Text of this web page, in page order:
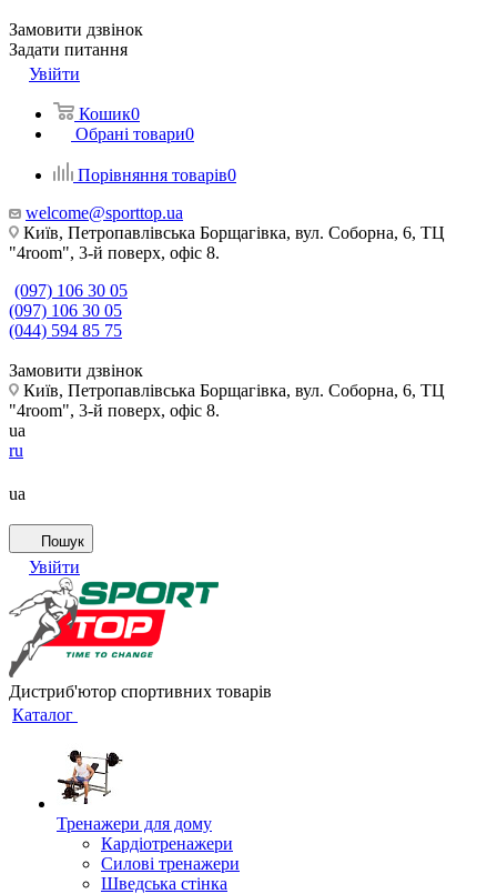
Замовити дзвінок
Задати питання
Увійти
Кошик0
Обрані товари0
Порівняння товарів0
welcome@sporttop.ua
Київ, Петропавлівська Борщагівка, вул. Соборна, 6, ТЦ
"4room", 3-й поверх, офіс 8.
(097) 106 30 05
(097) 106 30 05
(044) 594 85 75
Замовити дзвінок
Київ, Петропавлівська Борщагівка, вул. Соборна, 6, ТЦ
"4room", 3-й поверх, офіс 8.
ua
ru
ua
Пошук
Увійти
Дистриб'ютор спортивних товарів
Каталог
Тренажери для дому
Кардіотренажери
Силові тренажери
Шведська стінка